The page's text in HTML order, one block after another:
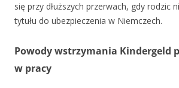
się przy dłuższych przerwach, gdy rodzic
tytułu do ubezpieczenia w Niemczech.
Powody wstrzymania Kindergeld
w pracy